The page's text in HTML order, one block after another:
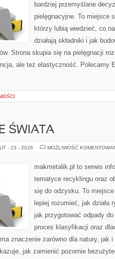
bardziej przemyślane
pielęgnacyjne. To miejsce
którzy lubią wiedzieć, co
działają składniki i jak
Strona skupia się na pielęgnacji
ale też elastyczność. Polecamy
ŚWIATA
- 23 - 2026 MOŻLIWOŚĆ
makmetalik.pl to serwis
tematyce recyklingu oraz
się do odzysku. To
lepiej rozumieć, jak działa
jak przygotować odpady
proces klasyfikacji oraz
znaczenie zarówno dla natury, jak i
jak zamienić pozornie